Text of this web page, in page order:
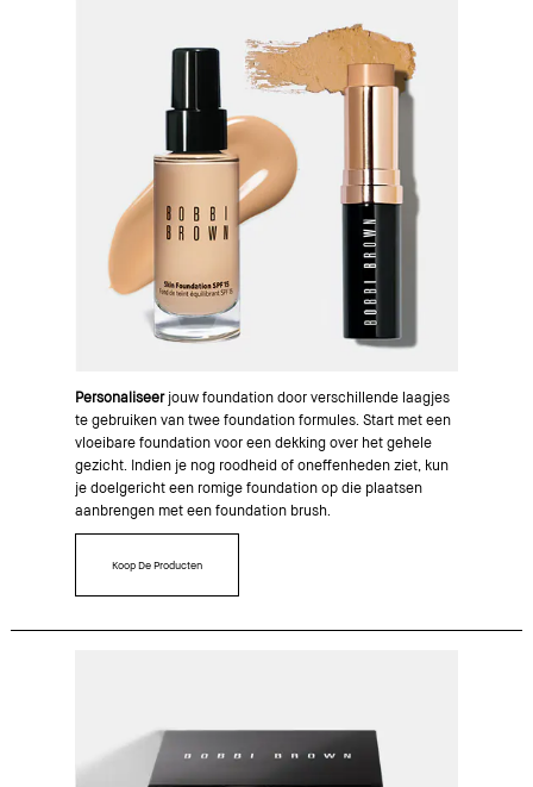
Personaliseer jouw foundation door verschillende laagjes
te gebruiken van twee foundation formules. Start met een
vloeibare foundation voor een dekking over het gehele
gezicht. Indien je nog roodheid of oneffenheden ziet, kun
je doelgericht een romige foundation op die plaatsen
aanbrengen met een foundation brush.
Koop De Producten